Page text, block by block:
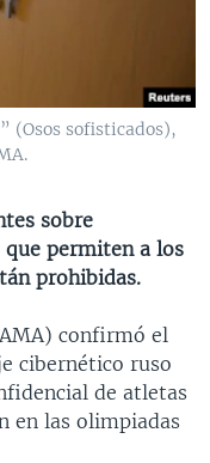
(Osos sofisticados),
sobre
que permiten a los
prohibidas.
confirmó el
cibernético ruso
de atletas
en las olimpiadas